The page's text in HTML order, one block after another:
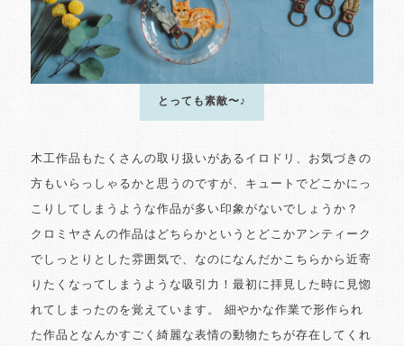
とっても素敵〜♪
木工作品もたくさんの取り扱いがあるイロドリ、お気づきの
方もいらっしゃるかと思うのですが、キュートでどこかにっ
こりしてしまうような作品が多い印象がないでしょうか？
クロミヤさんの作品はどちらかというとどこかアンティーク
でしっとりとした雰囲気で、なのになんだかこちらから近寄
りたくなってしまうような吸引力！最初に拝見した時に見惚
れてしまったのを覚えています。 細やかな作業で形作られ
た作品となんかすごく綺麗な表情の動物たちが存在してくれ